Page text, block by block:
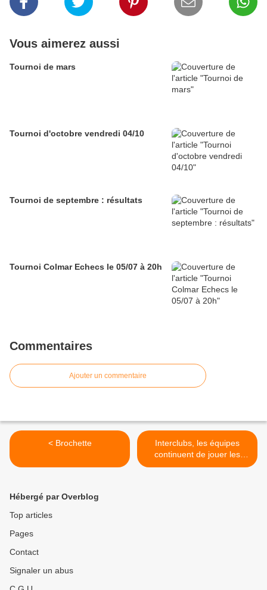
Vous aimerez aussi
Tournoi de mars
Tournoi d'octobre vendredi 04/10
Tournoi de septembre : résultats
Tournoi Colmar Echecs le 05/07 à 20h
Commentaires
Ajouter un commentaire
< Brochette
Interclubs, les équipes
continuent de jouer les
premiers rôles. >
Hébergé par Overblog
Top articles
Pages
Contact
Signaler un abus